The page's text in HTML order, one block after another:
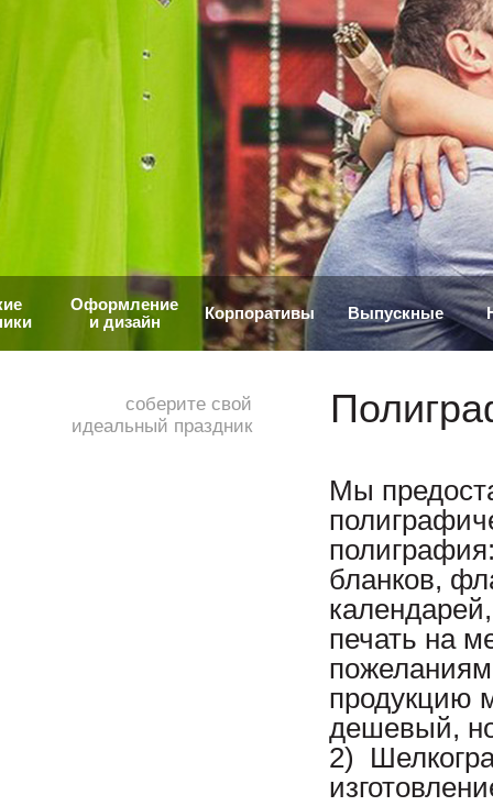
Оформление
и дизайн
Корпоративы Выпускные
соберите свой
идеальный праздник
Мы
бланков,
печать на
продукцию
дешевый,
2)